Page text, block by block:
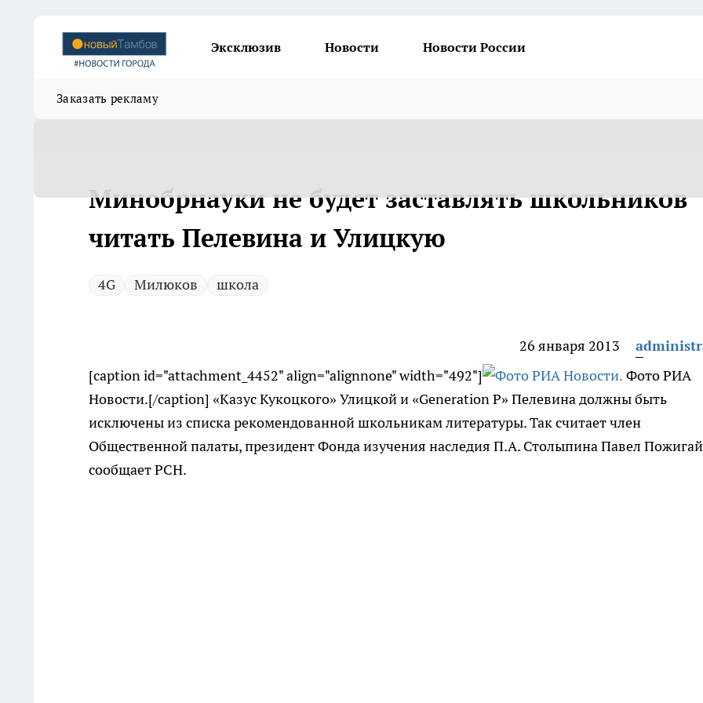
Эксклюзив Новости Новости России
Заказать рекламу
Минобрнауки не будет заставлять школьников
читать Пелевина и Улицкую
4G Милюков школа
26 января 2013
[caption id="attachment_4452" align="alignnone" width="492"]
Фото РИА
Новости.[/caption] «Казус Кукоцкого» Улицкой и «Generation P» Пелевина должны быть
исключены из списка рекомендованной школьникам литературы. Так считает член
Общественной палаты, президент Фонда изучения наследия П.А. Столыпина Павел
сообщает РСН.